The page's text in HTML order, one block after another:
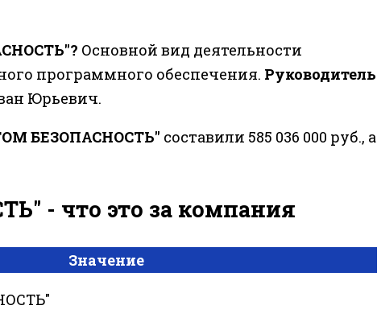
Основной вид деятельности
программного обеспечения. Руководитель
Юрьевич.
БЕЗОПАСНОСТЬ" составили 585 036 000 руб., а
- что это за компания
Значение